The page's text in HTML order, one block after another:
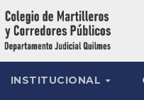
INSTITUCIONAL